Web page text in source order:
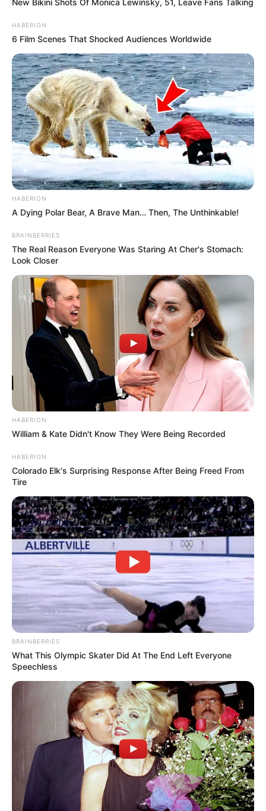
New Bikini Shots Of Monica Lewinsky, 51, Leave Fans Talking
HABERION
6 Film Scenes That Shocked Audiences Worldwide
HABERION
A Dying Polar Bear, A Brave Man… Then, The Unthinkable!
BRAINBERRIES
The Real Reason Everyone Was Staring At Cher's Stomach:
Look Closer
HABERION
William & Kate Didn't Know They Were Being Recorded
HABERION
Colorado Elk's Surprising Response After Being Freed From
Tire
BRAINBERRIES
What This Olympic Skater Did At The End Left Everyone
Speechless